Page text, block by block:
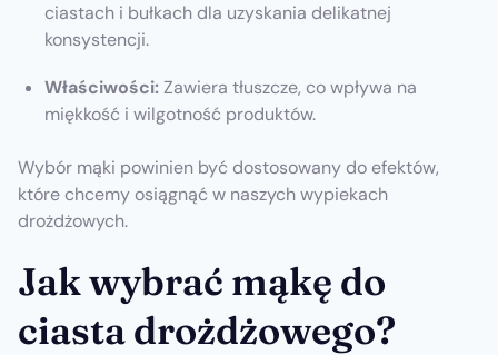
ciastach i bułkach dla uzyskania delikatnej
konsystencji.
Właściwości:Zawiera tłuszcze, co wpływa na
miękkość i wilgotność produktów.
Wybór mąki powinien być dostosowany do efektów,
które chcemy osiągnąć w naszych wypiekach
drożdżowych.
Jak wybrać mąkę do
ciasta drożdżowego?